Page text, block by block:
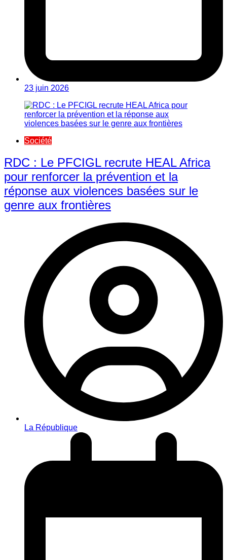
23 juin 2026
Société
RDC : Le PFCIGL recrute HEAL Africa
pour renforcer la prévention et la
réponse aux violences basées sur le
genre aux frontières
La République